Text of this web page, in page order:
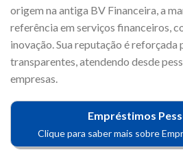
origem na antiga BV Financeira, a
referência em serviços financeiros,
inovação. Sua reputação é reforçada
transparentes, atendendo desde
empresas.
Empréstimos
Clique para saber mais sobre